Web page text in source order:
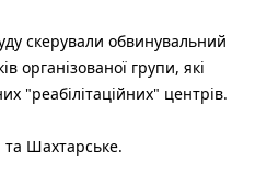
скерували обвинувальний
організованої групи, які
"реабілітаційних" центрів.
та Шахтарське.